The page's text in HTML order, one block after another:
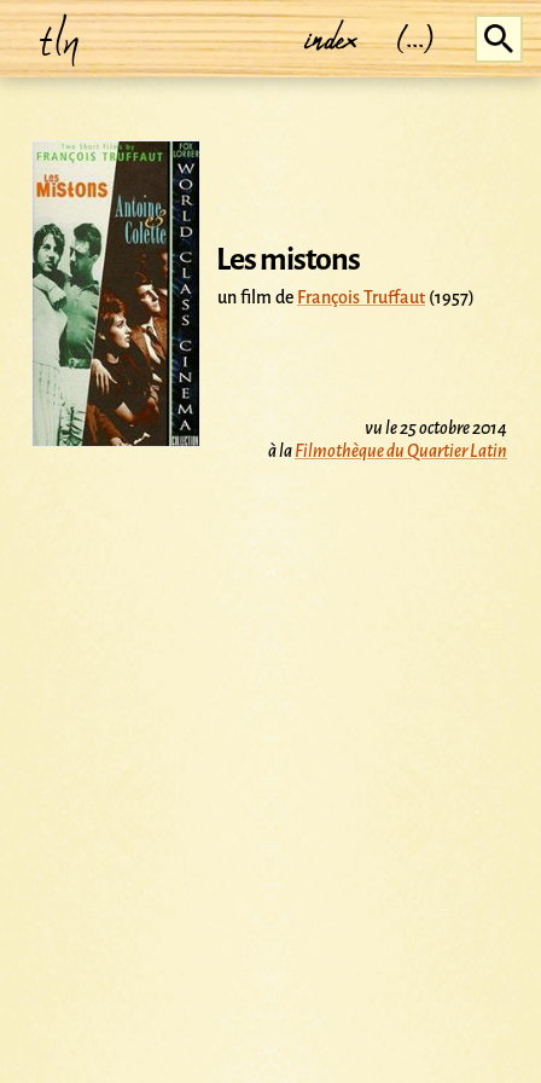
tln index (...)
Les mistons
un film de François Truffaut (1957)
vu le 25 octobre 2014
à laFilmothèque du Quartier Latin